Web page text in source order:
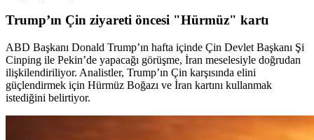
Trump’ın Çin ziyareti öncesi "Hürmüz" kartı
ABD Başkanı Donald Trump’ın hafta içinde Çin Devlet Başkanı Şi
Cinping ile Pekin’de yapacağı görüşme, İran meselesiyle doğrudan
ilişkilendiriliyor. Analistler, Trump’ın Çin karşısında elini
güçlendirmek için Hürmüz Boğazı ve İran kartını kullanmak
istediğini belirtiyor.